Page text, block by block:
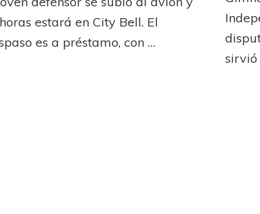
estará en City Bell. El
es a préstamo, con …
sirvió